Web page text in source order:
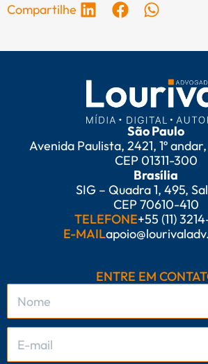
Compartilhe
São Paulo
Avenida Paulista, 2421, 1º
CEP 01311-300
Brasília
SIG – Quadra 1, 495,
CEP 70610-410
TELEFONE+55 (11)
E-MAIL
ENTRE EM